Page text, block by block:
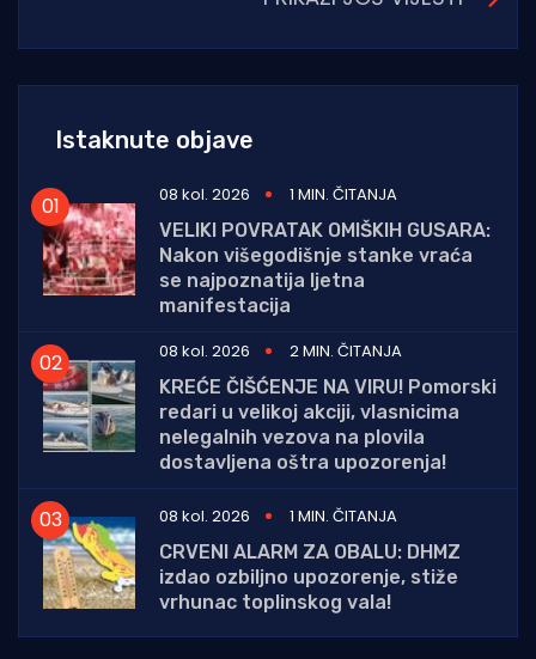
Istaknute objave
08 kol. 2026
1 MIN. ČITANJA
VELIKI POVRATAK OMIŠKIH GUSARA:
Nakon višegodišnje stanke vraća
se najpoznatija ljetna
manifestacija
08 kol. 2026
2 MIN. ČITANJA
KREĆE ČIŠĆENJE NA VIRU! Pomorski
redari u velikoj akciji, vlasnicima
nelegalnih vezova na plovila
dostavljena oštra upozorenja!
08 kol. 2026
1 MIN. ČITANJA
CRVENI ALARM ZA OBALU: DHMZ
izdao ozbiljno upozorenje, stiže
vrhunac toplinskog vala!